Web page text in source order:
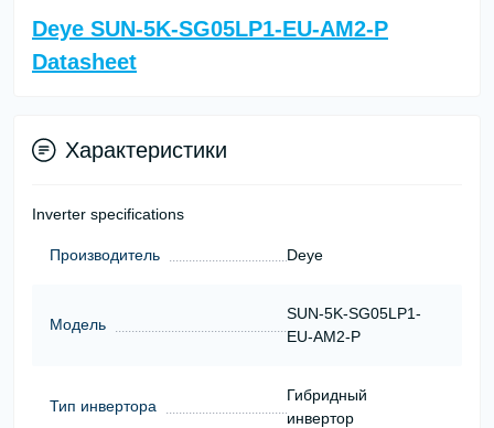
Deye SUN-5K-SG05LP1-EU-AM2-P
Datasheet
Характеристики
Inverter specifications
Производитель Deye
Модель
SUN-5K-SG05LP1-
EU-AM2-P
Тип инвертора
Гибридный
инвертор